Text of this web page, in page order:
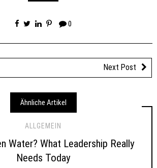
0
Next Post
Ähnliche Artikel
ALLGEMEIN
Water? What Leadership Really
Needs Today